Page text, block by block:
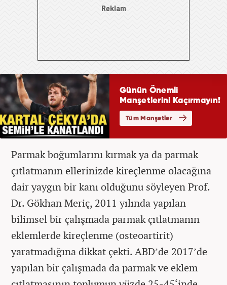
Parmak boğumlarını kırmak ya da parmak
çıtlatmanın ellerinizde kireçlenme olacağına
dair yaygın bir kanı olduğunu söyleyen Prof.
Dr. Gökhan Meriç, 2011 yılında yapılan
bilimsel bir çalışmada parmak çıtlatmanın
eklemlerde kireçlenme (osteoartirit)
yaratmadığına dikkat çekti. ABD’de 2017’de
yapılan bir çalışmada da parmak ve eklem